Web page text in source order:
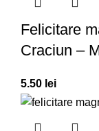
Felicitare
Craciun –
5.50 lei